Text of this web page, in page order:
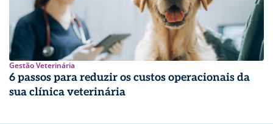
Gestão Veterinária
6 passos para reduzir os custos operacionais da
sua clínica veterinária